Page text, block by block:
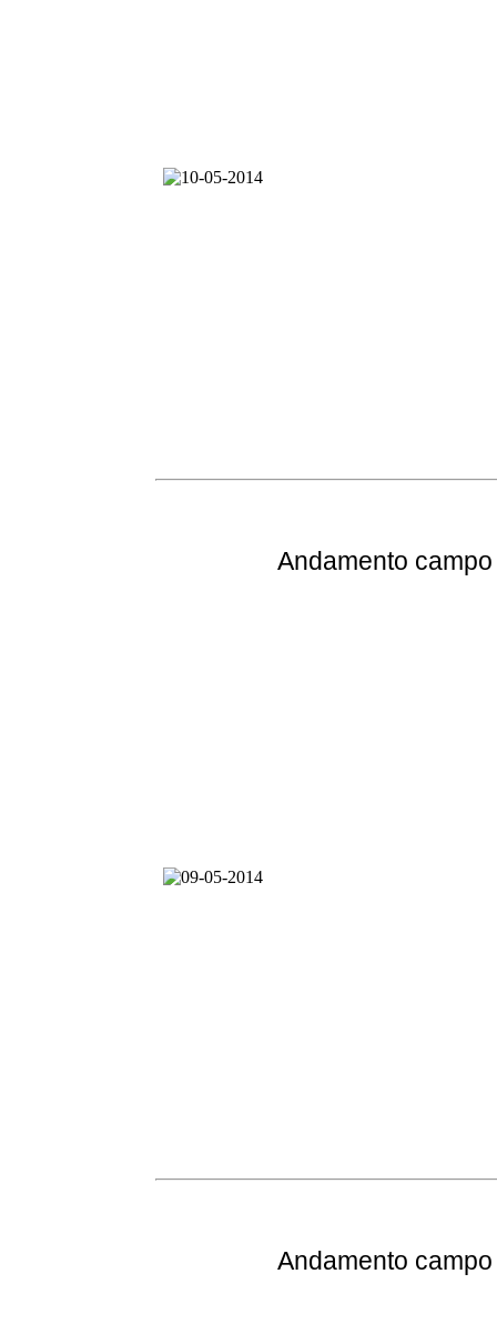
Andamento
Andamento